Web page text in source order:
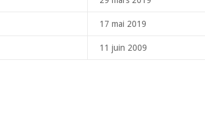
17 mai 2019
11 juin 2009